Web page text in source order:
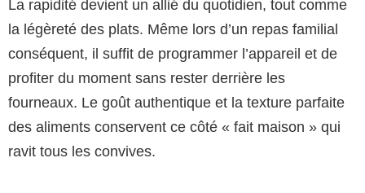
La rapidité devient un allié du quotidien, tout comme
la légèreté des plats. Même lors d’un repas familial
conséquent, il suffit de programmer l’appareil et de
profiter du moment sans rester derrière les
fourneaux. Le goût authentique et la texture parfaite
des aliments conservent ce côté « fait maison » qui
ravit tous les convives.